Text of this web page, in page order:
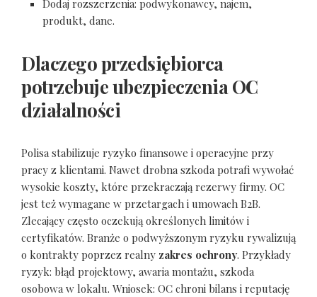
Dodaj rozszerzenia: podwykonawcy, najem,
produkt, dane.
Dlaczego przedsiębiorca
potrzebuje ubezpieczenia OC
działalności
Polisa stabilizuje ryzyko finansowe i operacyjne przy
pracy z klientami. Nawet drobna szkoda potrafi wywołać
wysokie koszty, które przekraczają rezerwy firmy. OC
jest też wymagane w przetargach i umowach B2B.
Zlecający często oczekują określonych limitów i
certyfikatów. Branże o podwyższonym ryzyku rywalizują
o kontrakty poprzez realny zakres ochrony. Przykłady
ryzyk: błąd projektowy, awaria montażu, szkoda
osobowa w lokalu. Wniosek: OC chroni bilans i reputację